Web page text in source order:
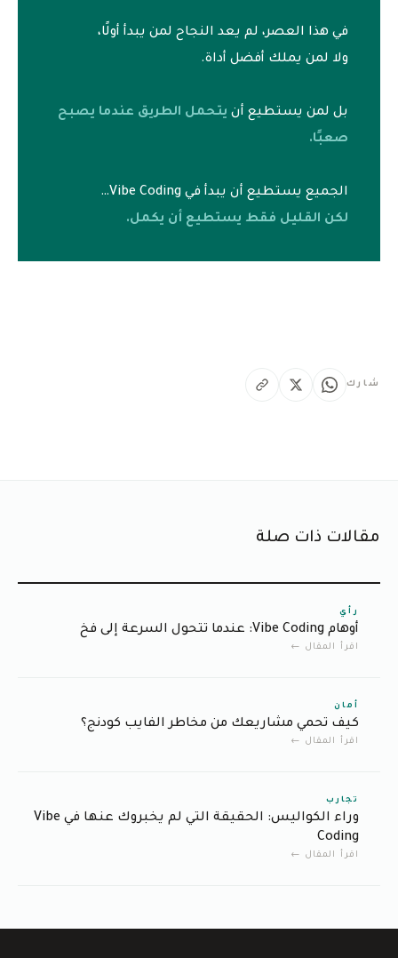
في هذا العصر، لم يعد النجاح لمن يبدأ أولًا،
ولا لمن يملك أفضل أداة.
بل لمن يستطيع أن يتحمل الطريق عندما يصبح
صعبًا.
الجميع يستطيع أن يبدأ في Vibe Coding…
لكن القليل فقط يستطيع أن يكمل.
شارك
مقالات ذات صلة
رأي
أوهام Vibe Coding: عندما تتحول السرعة إلى فخ
اقرأ المقال ←
أمان
كيف تحمي مشاريعك من مخاطر الفايب كودنج؟
اقرأ المقال ←
تجارب
وراء الكواليس: الحقيقة التي لم يخبروك عنها في Vibe
Coding
اقرأ المقال ←